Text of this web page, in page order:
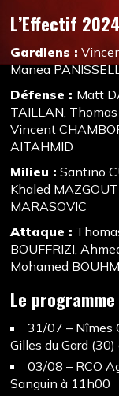
L’Effectif
Gardiens :
Manea
Défense : Matt
TAILLAN,
Vincent
AITAHMID
Milieu : Santino
Khaled
MARASOVIC
Attaque :
BOUFFRIZI,
Mohamed
Le
31/07 – Nîmes
Gilles du Gard
03/08 – RCO
Sanguin à 11h00